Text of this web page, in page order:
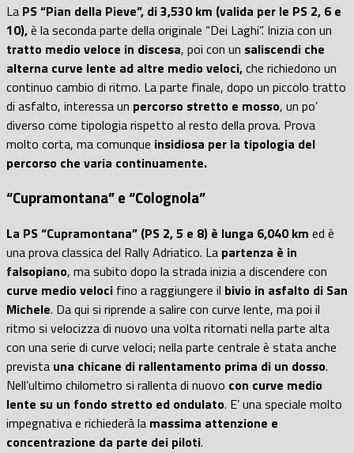
La PS “Pian della Pieve”, di 3,530 km (valida per le PS 2, 6 e
10),è la seconda parte della originale “Dei Laghi”. Inizia con un
tratto medio veloce in discesa, poi con un saliscendi che
alterna curve lente ad altre medio veloci,che richiedono un
continuo cambio di ritmo. La parte finale, dopo un piccolo tratto
di asfalto, interessa un percorso stretto e mosso, un po’
diverso come tipologia rispetto al resto della prova. Prova
molto corta, ma comunque insidiosa per la tipologia del
percorso che varia continuamente.
“Cupramontana” e “Colognola”
La PS “Cupramontana” (PS 2, 5 e 8) è lunga 6,040 km ed è
una prova classica del Rally Adriatico. La partenza è in
falsopiano, ma subito dopo la strada inizia a discendere con
curve medio veloci fino a raggiungere il bivio in asfalto di San
Michele. Da qui si riprende a salire con curve lente, ma poi il
ritmo si velocizza di nuovo una volta ritornati nella parte alta
con una serie di curve veloci; nella parte centrale è stata anche
prevista una chicane di rallentamento prima di un dosso.
Nell’ultimo chilometro si rallenta di nuovo con curve medio
lente su un fondo stretto ed ondulato. E’ una speciale molto
impegnativa e richiederà la massima attenzione e
concentrazione da parte dei piloti.